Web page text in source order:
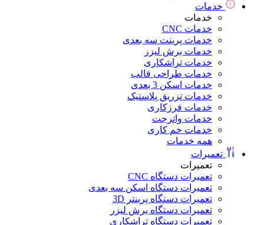
خدمات
خدمات
خدمات CNC
خدمات پرینت سه بعدی
خدمات برش لیزر
خدمات تراشکاری
خدمات طراحی قالب
خدمات اسکن 3 بعدی
خدمات تزریق پلاستیک
خدمات فرزکاری
خدمات واترجت
خدمات خم کاری
همه خدمات
تعمیرات
تعمیرات
تعمیرات دستگاه CNC
تعمیرات دستگاه اسکن سه بعدی
تعمیرات دستگاه پرینتر 3D
تعمیرات دستگاه برش لیزر
تعمیرات دستگاه تراشکاری